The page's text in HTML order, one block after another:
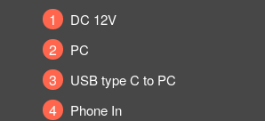
1 DC 12V
2 PC
3 USB type C to PC
4 Phone In